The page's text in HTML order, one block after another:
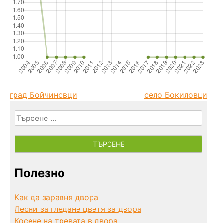
град Бойчиновци село Бокиловци
Търсене
за:
Полезно
Как да заравня двора
Лесни за гледане цветя за двора
Косене на тревата в двора